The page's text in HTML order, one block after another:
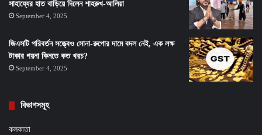
সাহায্যের হাত বাড়িয়ে দিলেন শাহরুখ-আলিয়া
September 4, 2025
জিএসটি পরিবর্তন সত্ত্বেও সোনা-রুপোর দামে বদল নেই, এক লক্ষ
টাকার গয়না কিনতে কত খরচ?
September 4, 2025
বিভাগসমূহ
কলকাতা